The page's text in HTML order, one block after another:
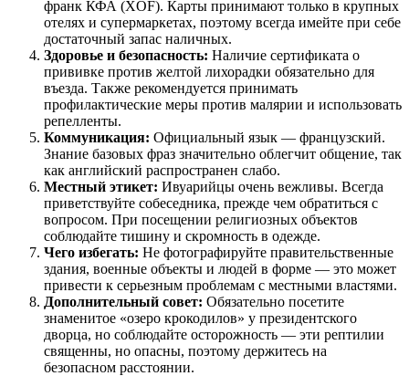
франк КФА (XOF). Карты принимают только в крупных
отелях и супермаркетах, поэтому всегда имейте при себе
достаточный запас наличных.
Здоровье и безопасность: Наличие сертификата о
прививке против желтой лихорадки обязательно для
въезда. Также рекомендуется принимать
профилактические меры против малярии и использовать
репелленты.
Коммуникация: Официальный язык — французский.
Знание базовых фраз значительно облегчит общение, так
как английский распространен слабо.
Местный этикет: Ивуарийцы очень вежливы. Всегда
приветствуйте собеседника, прежде чем обратиться с
вопросом. При посещении религиозных объектов
соблюдайте тишину и скромность в одежде.
Чего избегать: Не фотографируйте правительственные
здания, военные объекты и людей в форме — это может
привести к серьезным проблемам с местными властями.
Дополнительный совет: Обязательно посетите
знаменитое «озеро крокодилов» у президентского
дворца, но соблюдайте осторожность — эти рептилии
священны, но опасны, поэтому держитесь на
безопасном расстоянии.